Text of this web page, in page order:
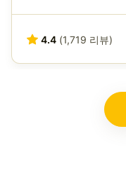
4.4 (1,719 리뷰)